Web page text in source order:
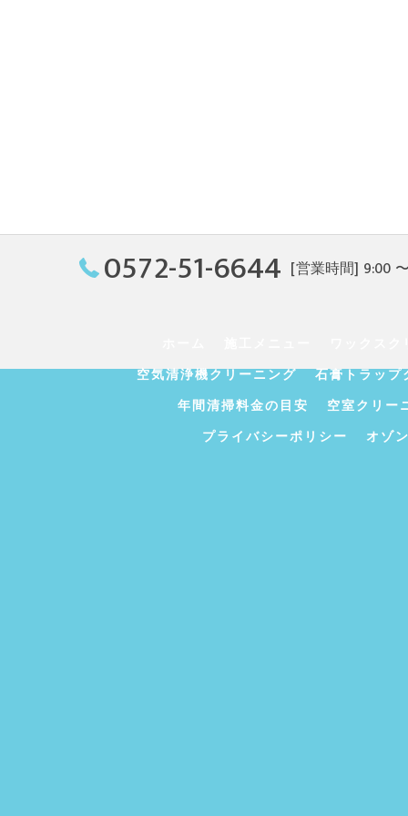
0572-51-6644 [営業時間] 9:00
空気清浄機クリーニング
石膏トラップ
年間清掃料金の目安
空室クリー
プライバシーポリシー
オゾ